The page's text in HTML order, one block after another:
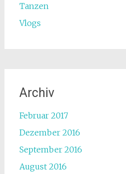
Tanzen
Vlogs
Archiv
Februar 2017
Dezember 2016
September 2016
August 2016